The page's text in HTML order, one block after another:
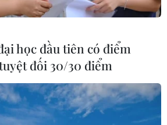
Ouzou, phía Đông thủ đô Algiers;
học đầu tiên có điểm
đối 30/30 điểm